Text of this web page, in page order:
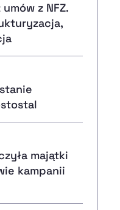
z NFZ.
majątki
kampanii